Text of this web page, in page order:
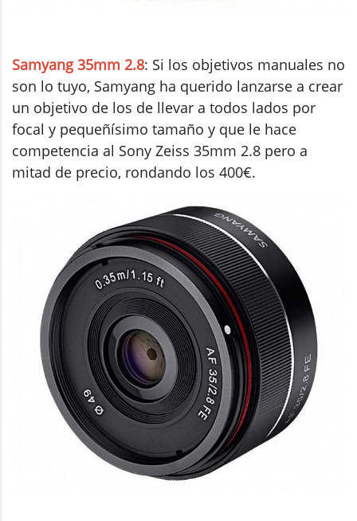
Samyang 35mm 2.8: Si los objetivos manuales no
son lo tuyo, Samyang ha querido lanzarse a crear
un objetivo de los de llevar a todos lados por
focal y pequeñísimo tamaño y que le hace
competencia al Sony Zeiss 35mm 2.8 pero a
mitad de precio, rondando los 400€.